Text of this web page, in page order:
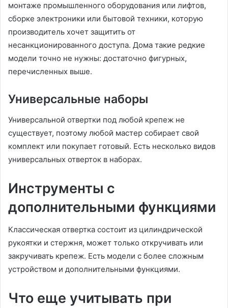
монтаже промышленного оборудования или лифтов,
сборке электроники или бытовой техники, которую
производитель хочет защитить от
несанкционированного доступа. Дома такие редкие
модели точно не нужны: достаточно фигурных,
перечисленных выше.
Универсальные наборы
Универсальной отвертки под любой крепеж не
существует, поэтому любой мастер собирает свой
комплект или покупает готовый. Есть несколько видов
универсальных отверток в наборах.
Инструменты с
дополнительными функциями
Классическая отвертка состоит из цилиндрической
рукоятки и стержня, может только откручивать или
закручивать крепеж. Есть модели с более сложным
устройством и дополнительными функциями.
Что еще учитывать при